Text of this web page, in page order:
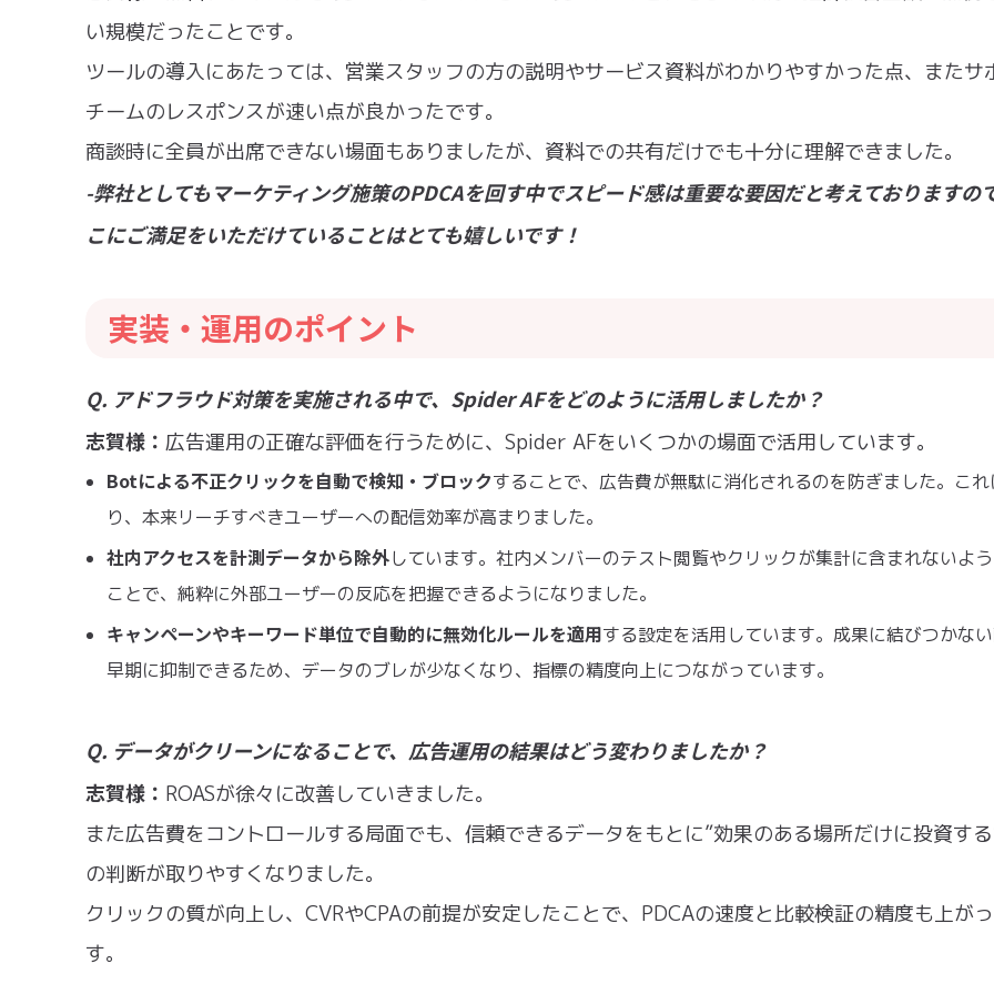
い規模だったことです。
ツールの導入にあたっては、営業スタッフの方の説明やサービス資料がわかりやすかった点、またサ
チームのレスポンスが速い点が良かったです。
商談時に全員が出席できない場面もありましたが、資料での共有だけでも十分に理解できました。
-弊社としてもマーケティング施策のPDCAを回す中でスピード感は重要な要因だと考えておりますの
こにご満足をいただけていることはとても嬉しいです！
実装・運用のポイント
Q. アドフラウド対策を実施される中で、Spider AFをどのように活用しましたか？
志賀様： 広告運用の正確な評価を行うために、Spider AFをいくつかの場面で活用しています。
Botによる不正クリックを自動で検知・ブロックすることで、広告費が無駄に消化されるのを防ぎました。これ
り、本来リーチすべきユーザーへの配信効率が高まりました。
社内アクセスを計測データから除外しています。社内メンバーのテスト閲覧やクリックが集計に含まれないよ
ことで、純粋に外部ユーザーの反応を把握できるようになりました。
キャンペーンやキーワード単位で自動的に無効化ルールを適用する設定を活用しています。成果に結びつかな
早期に抑制できるため、データのブレが少なくなり、指標の精度向上につながっています。
Q. データがクリーンになることで、広告運用の結果はどう変わりましたか？
志賀様： ROASが徐々に改善していきました。
また広告費をコントロールする局面でも、信頼できるデータをもとに”効果のある場所だけに投資す
の判断が取りやすくなりました。
クリックの質が向上し、CVRやCPAの前提が安定したことで、PDCAの速度と比較検証の精度も上が
す。